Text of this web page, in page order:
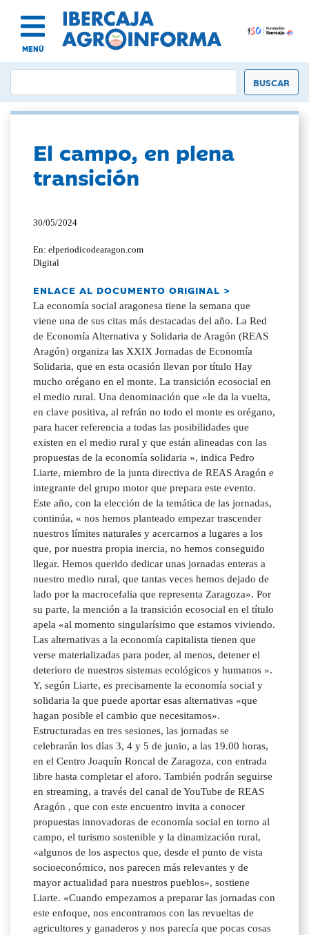
MENÚ
El campo, en plena
transición
30/05/2024
En: elperiodicodearagon.com
Digital
ENLACE AL DOCUMENTO ORIGINAL >
La economía social aragonesa tiene la semana que
viene una de sus citas más destacadas del año. La Red
de Economía Alternativa y Solidaria de Aragón (REAS
Aragón) organiza las XXIX Jornadas de Economía
Solidaria, que en esta ocasión llevan por título Hay
mucho orégano en el monte. La transición ecosocial en
el medio rural. Una denominación que «le da la vuelta,
en clave positiva, al refrán no todo el monte es orégano,
para hacer referencia a todas las posibilidades que
existen en el medio rural y que están alineadas con las
propuestas de la economía solidaria », indica Pedro
Liarte, miembro de la junta directiva de REAS Aragón e
integrante del grupo motor que prepara este evento.
Este año, con la elección de la temática de las jornadas,
continúa, « nos hemos planteado empezar trascender
nuestros límites naturales y acercarnos a lugares a los
que, por nuestra propia inercia, no hemos conseguido
llegar. Hemos querido dedicar unas jornadas enteras a
nuestro medio rural, que tantas veces hemos dejado de
lado por la macrocefalia que representa Zaragoza». Por
su parte, la mención a la transición ecosocial en el título
apela «al momento singularísimo que estamos viviendo.
Las alternativas a la economía capitalista tienen que
verse materializadas para poder, al menos, detener el
deterioro de nuestros sistemas ecológicos y humanos ».
Y, según Liarte, es precisamente la economía social y
solidaria la que puede aportar esas alternativas «que
hagan posible el cambio que necesitamos».
Estructuradas en tres sesiones, las jornadas se
celebrarán los días 3, 4 y 5 de junio, a las 19.00 horas,
en el Centro Joaquín Roncal de Zaragoza, con entrada
libre hasta completar el aforo. También podrán seguirse
en streaming, a través del canal de YouTube de REAS
Aragón , que con este encuentro invita a conocer
propuestas innovadoras de economía social en torno al
campo, el turismo sostenible y la dinamización rural,
«algunos de los aspectos que, desde el punto de vista
socioeconómico, nos parecen más relevantes y de
mayor actualidad para nuestros pueblos», sostiene
Liarte. «Cuando empezamos a preparar las jornadas con
este enfoque, nos encontramos con las revueltas de
agricultores y ganaderos y nos parecía que pocas cosas